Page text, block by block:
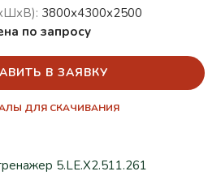
3800х4300х2500
по запросу
В ЗАЯВКУ
ДЛЯ СКАЧИВАНИЯ